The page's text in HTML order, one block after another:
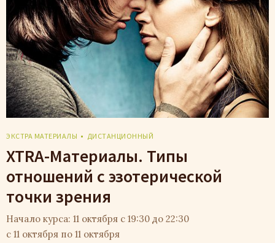
ЭКСТРА МАТЕРИАЛЫ ДИСТАНЦИОННЫЙ
XTRA-Материалы. Типы
отношений с эзотерической
точки зрения
Начало курса: 11 октября с 19:30 до 22:30
с 11 октября по 11 октября